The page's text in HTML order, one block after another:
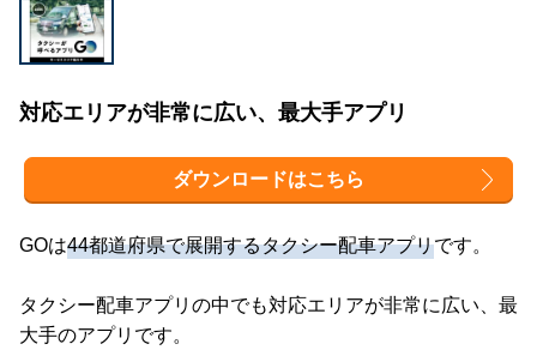
対応エリアが非常に広い、最大手アプリ
ダウンロードはこちら
GOは44都道府県で展開するタクシー配車アプリです。
タクシー配車アプリの中でも対応エリアが非常に広い、最
大手のアプリです。